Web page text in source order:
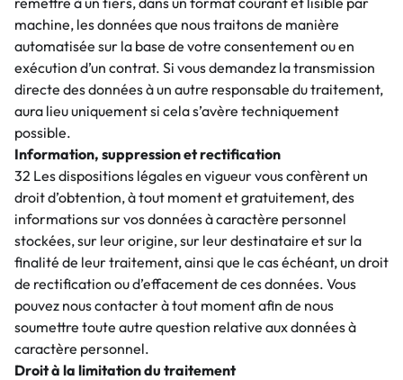
machine, les données que nous traitons de manière
automatisée sur la base de votre consentement ou en
exécution d’un contrat. Si vous demandez la transmission
directe des données à un autre responsable du traitement,
aura lieu uniquement si cela s’avère techniquement
possible.
Information, suppression et rectification
32 Les dispositions légales en vigueur vous confèrent un
droit d’obtention, à tout moment et gratuitement, des
informations sur vos données à caractère personnel
stockées, sur leur origine, sur leur destinataire et sur la
finalité de leur traitement, ainsi que le cas échéant, un droit
de rectification ou d’effacement de ces données. Vous
pouvez nous contacter à tout moment afin de nous
soumettre toute autre question relative aux données à
caractère personnel.
Droit à la limitation du traitement